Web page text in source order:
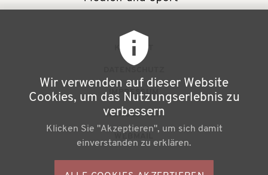
ß
e
KONTAKT
IMPRESSUM
NEWSLETTER
Wir verwenden auf dieser Website
Cookies, um das Nutzungserlebnis zu
verbessern
Klicken Sie "Akzeptieren", um sich damit
einverstanden zu erklären.